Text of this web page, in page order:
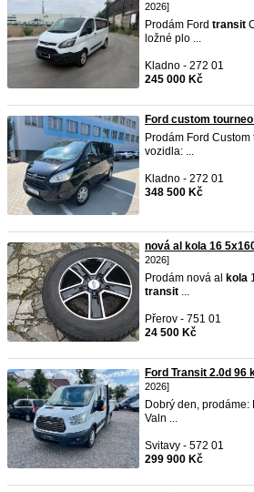
2026]
Prodám Ford transit
ložné plo ...
Kladno - 272 01
245 000 Kč
Ford custom tourneo
Prodám Ford
vozidla: ...
Kladno - 272 01
348 500 Kč
nová al kola 16
2026]
Prodám nová al kola
transit ...
Přerov - 751 01
24 500 Kč
Ford Transit 2.0d 96
2026]
Dobrý den, prodáme:
Valn ...
Svitavy - 572 01
299 900 Kč